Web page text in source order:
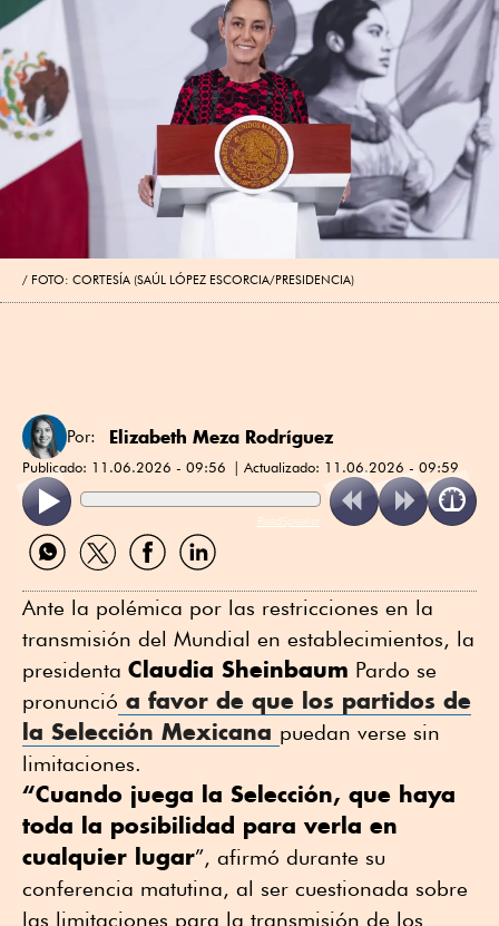
FOTO: CORTESÍA (SAÚL LÓPEZ ESCORCIA/PRESIDENCIA)
Por: Elizabeth Meza Rodríguez
Publicado: 11.06.2026 - 09:56 Actualizado: 11.06.2026 - 09:59
ReadSpeaker
Compartir
por
Compartir
por
Compartir
por
Compartir
por
Ante la polémica por las restricciones en la
transmisión del Mundial en establecimientos, la
presidenta Claudia Sheinbaum Pardo se
pronunció a favor de que los partidos de
la Selección Mexicana puedan verse sin
limitaciones.
“Cuando juega la Selección, que haya
toda la posibilidad para verla en
cualquier lugar”, afirmó durante su
conferencia matutina, al ser cuestionada sobre
las limitaciones para la transmisión de los